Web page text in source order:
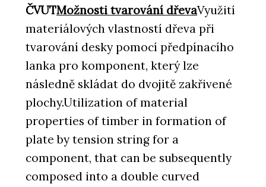
ČVUTMožnosti tvarování dřevaVyužití
materiálových vlastností dřeva při
tvarování desky pomocí předpínacího
lanka pro komponent, který lze
následně skládat do dvojitě zakřivené
plochy.Utilization of material
properties of timber in formation of
plate by tension string for a
component, that can be subsequently
composed into a double curved